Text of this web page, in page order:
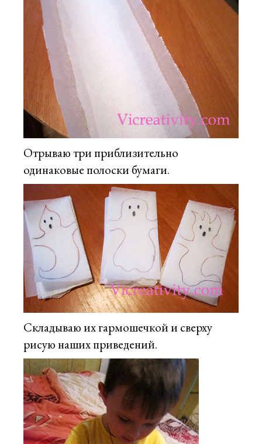
Отрываю три приблизительно
одинаковые полоски бумаги.
Складываю их гармошечкой и сверху
рисую наших приведений.